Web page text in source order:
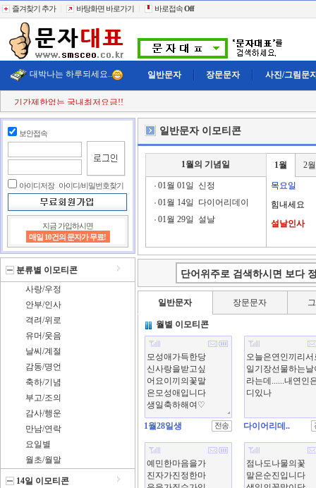
즐겨찾기 추가 바탕화면 바로가기 바로접속Off
대박나는 하루되세요.. 일반문자 장문문자 사진/그림문
첫 구매시+11% 추가적립!!
결젝금액의+110% 추가적립!!
충전금액의
클릭한번에
빠르고 정확한 문자대표!!
전송실패건 100% 환불보상!!
기간제한없는 국내최저요금!!
보안접속
아이디저장 아이디/비밀번호찾기
지금 가입하시면
매일 10건의 문자가 무료!
분류별 이모티콘
사랑/우정
안부/인사
격려/위로
유머/웃음
날씨/계절
감동/명언
축하/기념
부고/조의
감사/행운
만남/연락
요일별
월초/월말
14일 이모티콘
일반문자 이모티콘
1월의 기념일 1월 2월
01월 01일 신정
01월 14일 다이어리데이
01월 29일 설날
목요일
힘내세요
설날인사
일반문자 장문문자
월별 이모티콘
1월28일생 다이어리데..